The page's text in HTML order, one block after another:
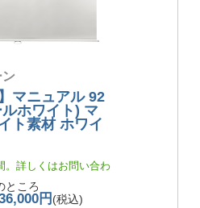
マニュアル 92
ホワイト) マ
ト素材 ホワイ
。詳しくはお問い合わ
ところ
円 (税込)